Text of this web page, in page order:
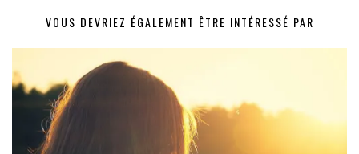
VOUS DEVRIEZ ÉGALEMENT ÊTRE INTÉRESSÉ PAR